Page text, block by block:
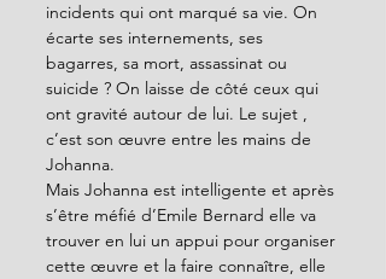
incidents qui ont marqué sa vie. On
écarte ses internements, ses
bagarres, sa mort, assassinat ou
suicide ? On laisse de côté ceux qui
ont gravité autour de lui. Le sujet ,
c’est son œuvre entre les mains de
Johanna.
Mais Johanna est intelligente et après
s’être méfié d’Emile Bernard elle va
trouver en lui un appui pour organiser
cette œuvre et la faire connaître, elle